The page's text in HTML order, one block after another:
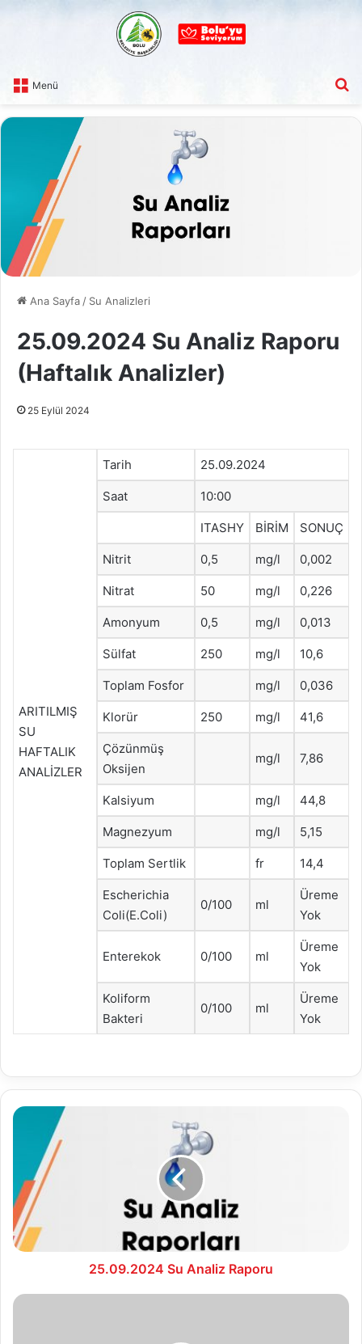
Menü
Ana Sayfa / Su Analizleri
25.09.2024 Su Analiz Raporu
(Haftalık Analizler)
25 Eylül 2024
ARITILMIŞ
SU
HAFTALIK
ANALİZLER
Tarih 25.09.2024
Saat 10:00
ITASHY BİRİM SONUÇ
Nitrit 0,5 mg/l 0,002
Nitrat 50 mg/l 0,226
Amonyum 0,5 mg/l 0,013
Sülfat 250 mg/l 10,6
Toplam Fosfor mg/l 0,036
Klorür 250 mg/l 41,6
Çözünmüş
Oksijen
mg/l 7,86
Kalsiyum mg/l 44,8
Magnezyum mg/l 5,15
Toplam Sertlik fr 14,4
Escherichia
Coli(E.Coli)
0/100 ml
Üreme
Yok
Enterekok 0/100 ml
Üreme
Yok
Koliform
Bakteri
0/100 ml
Üreme
Yok
25.09.2024
Raporu
25.09.2024 Su Analiz Raporu
ALPAGUT